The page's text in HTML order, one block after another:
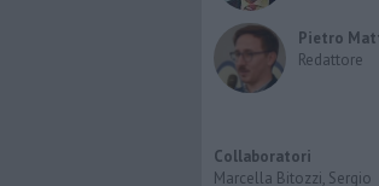
Pietro
Redattore
Collaboratori
Marcella Bitozzi, Sergio